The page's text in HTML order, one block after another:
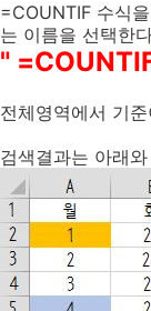
=COUNTIF 수식
는 이름을 선택한
"
전체영역에서 기
검색결과는 아래